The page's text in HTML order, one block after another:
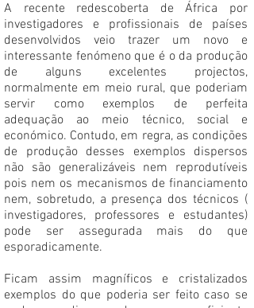
A recente redescoberta de África por
investigadores e profissionais de países
desenvolvidos veio trazer um novo e
interessante fenómeno que é o da produção
de alguns excelentes projectos,
normalmente em meio rural, que poderiam
servir como exemplos de perfeita
adequação ao meio técnico, social e
económico. Contudo, em regra, as condições
de produção desses exemplos dispersos
não são generalizáveis nem reprodutíveis
pois nem os mecanismos de financiamento
nem, sobretudo, a presença dos técnicos (
investigadores, professores e estudantes)
pode ser assegurada mais do que
esporadicamente.
Ficam assim magníficos e cristalizados
exemplos do que poderia ser feito caso se